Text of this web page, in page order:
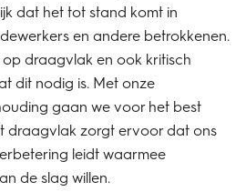
dat het tot stand komt in
en andere betrokkenen.
draagvlak en ook kritisch
dit nodig is. Met onze
gaan we voor het best
draagvlak zorgt ervoor dat ons
leidt waarmee
de slag willen.